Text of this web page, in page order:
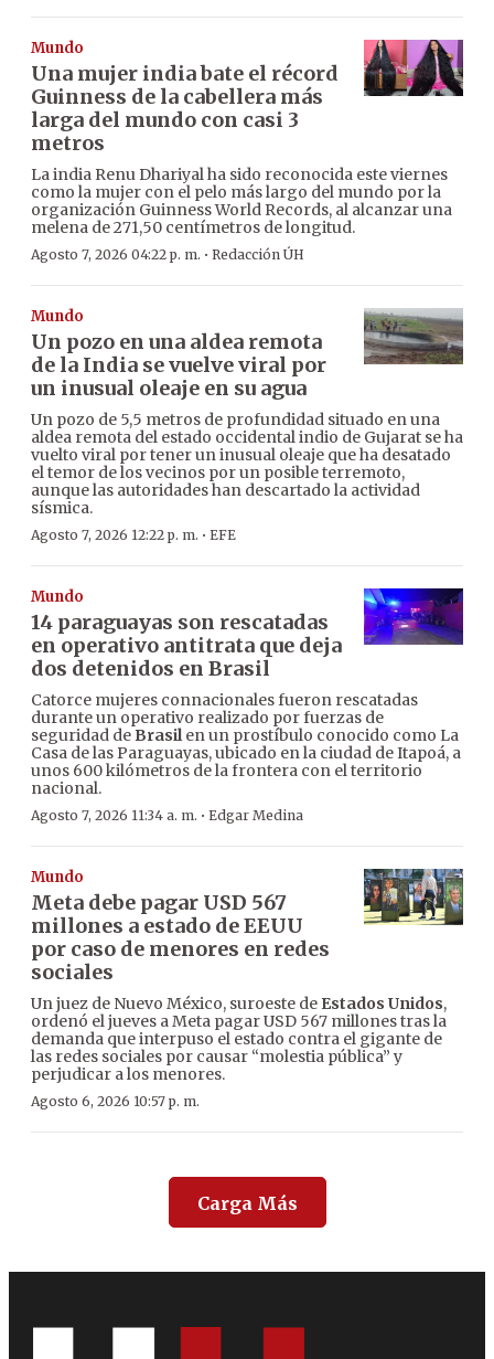
Mundo
Una mujer india bate el récord
Guinness de la cabellera más
larga del mundo con casi 3
metros
La india Renu Dhariyal ha sido reconocida este viernes
como la mujer con el pelo más largo del mundo por la
organización Guinness World Records, al alcanzar una
melena de 271,50 centímetros de longitud.
Agosto 7, 2026 04:22 p. m. · Redacción ÚH
Mundo
Un pozo en una aldea remota
de la India se vuelve viral por
un inusual oleaje en su agua
Un pozo de 5,5 metros de profundidad situado en una
aldea remota del estado occidental indio de Gujarat se ha
vuelto viral por tener un inusual oleaje que ha desatado
el temor de los vecinos por un posible terremoto,
aunque las autoridades han descartado la actividad
sísmica.
Agosto 7, 2026 12:22 p. m. · EFE
Mundo
14 paraguayas son rescatadas
en operativo antitrata que deja
dos detenidos en Brasil
Catorce mujeres connacionales fueron rescatadas
durante un operativo realizado por fuerzas de
seguridad de Brasilen un prostíbulo conocido como La
Casa de las Paraguayas, ubicado en la ciudad de Itapoá, a
unos 600 kilómetros de la frontera con el territorio
nacional.
Agosto 7, 2026 11:34 a. m. · Edgar Medina
Mundo
Meta debe pagar USD 567
millones a estado de EEUU
por caso de menores en redes
sociales
Un juez de Nuevo México, suroeste de Estados Unidos,
ordenó el jueves a Meta pagar USD 567 millones tras la
demanda que interpuso el estado contra el gigante de
las redes sociales por causar “molestia pública” y
perjudicar a los menores.
Agosto 6, 2026 10:57 p. m.
Carga Más